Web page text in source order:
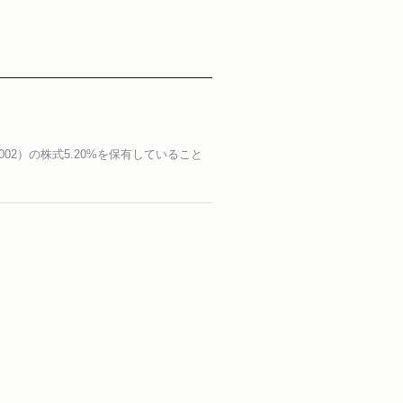
）の株式5.20%を保有していること